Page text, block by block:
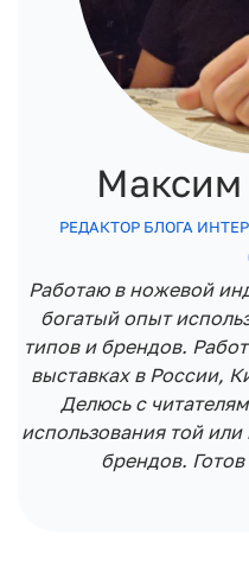
РЕДАКТОР БЛОГА
Работаю в ножевой
богатый опыт
типов и брендов.
выставках в России,
Делюсь с
использования той
брендов.